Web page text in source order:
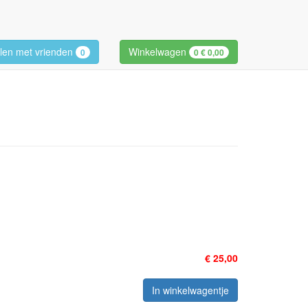
met vrienden 0 Winkelwagen 0€ 0,00
€ 25,00
In winkelwagentje